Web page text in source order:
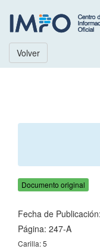
Volver
Documento original
Fecha de
Página: 247-A
Carilla: 5